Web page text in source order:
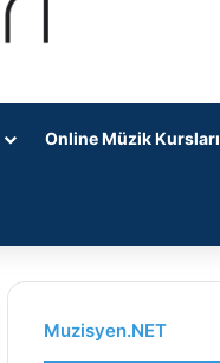
Online Müzik Kursları
Muzisyen.NET